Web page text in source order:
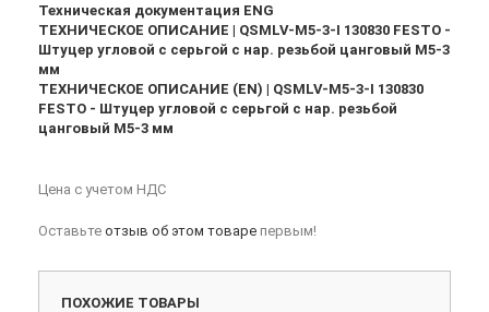
Техническая документация ENG
ТЕХНИЧЕСКОЕ ОПИСАНИЕ | QSMLV-M5-3-I 130830 FESTO -
Штуцер угловой с серьгой с нар. резьбой цанговый M5-3
мм
ТЕХНИЧЕСКОЕ ОПИСАНИЕ (EN) | QSMLV-M5-3-I 130830
FESTO - Штуцер угловой с серьгой с нар. резьбой
цанговый M5-3 мм
Цена с учетом НДС
Оставьте отзыв об этом товаре первым!
ПОХОЖИЕ ТОВАРЫ